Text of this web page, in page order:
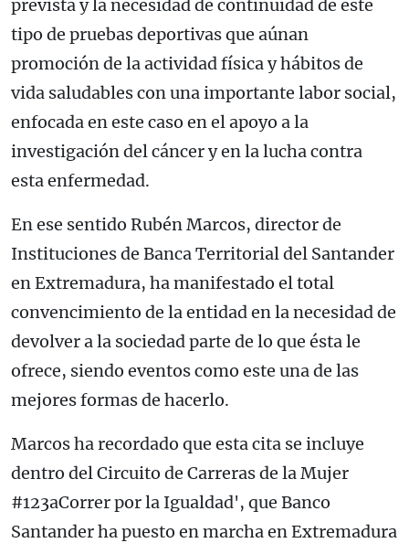
prevista y la necesidad de continuidad de este
tipo de pruebas deportivas que aúnan
promoción de la actividad física y hábitos de
vida saludables con una importante labor social,
enfocada en este caso en el apoyo a la
investigación del cáncer y en la lucha contra
esta enfermedad.
En ese sentido Rubén Marcos, director de
Instituciones de Banca Territorial del Santander
en Extremadura, ha manifestado el total
convencimiento de la entidad en la necesidad de
devolver a la sociedad parte de lo que ésta le
ofrece, siendo eventos como este una de las
mejores formas de hacerlo.
Marcos ha recordado que esta cita se incluye
dentro del Circuito de Carreras de la Mujer
#123aCorrer por la Igualdad', que Banco
Santander ha puesto en marcha en Extremadura